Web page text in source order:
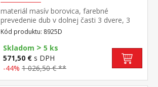
materiál masív borovica, farebné
prevedenie dub v dolnej časti 3 dvere, 3
zásuvky s kovovými pojazdmi v hornej časti
dvoje presklené dvere
Kód produktu: 8925D
Skladom > 5 ks
571,50 € s DPH
-44% 1 026,50 € **